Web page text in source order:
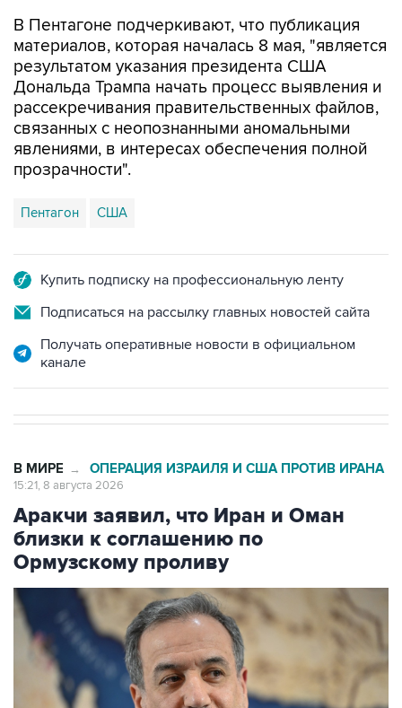
В Пентагоне подчеркивают, что публикация
материалов, которая началась 8 мая, "является
результатом указания президента США
Дональда Трампа начать процесс выявления и
рассекречивания правительственных файлов,
связанных с неопознанными аномальными
явлениями, в интересах обеспечения полной
прозрачности".
Пентагон США
Купить подписку на профессиональную ленту
Подписаться на рассылку главных новостей сайта
Получать оперативные новости в официальном
канале
В МИРЕ → ОПЕРАЦИЯ ИЗРАИЛЯ И США ПРОТИВ ИРАНА
15:21, 8 августа 2026
Аракчи заявил, что Иран и Оман
близки к соглашению по
Ормузскому проливу